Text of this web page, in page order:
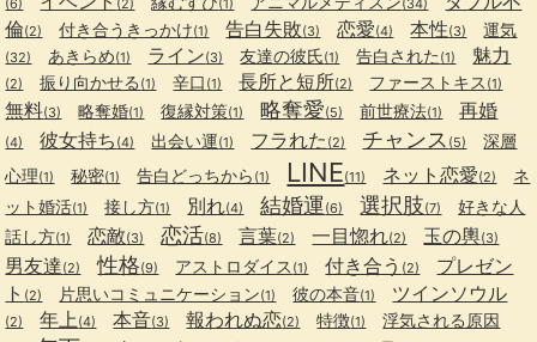
倫(2) 付き合うきっかけ(1) 告白失敗(3) 恋愛(4) 本性(3) 運気
(32) あきらめ(1) ライン(3) 友達の彼氏(1) 告白された (1) 魅力
(2) 振り向かせる (1) 辛口 (1) 長所と短所(2) ファーストキス (1)
無料(3) 略奪婚(1) 復縁対策(1) 略奪愛(5) 前世療法(1) 再婚
(4) 彼女持ち (4) 出会い運(1) フラれた (2) チャンス (5)
深層
心理(1) 秘密(1) 告白どっちから (1) LINE(11) ネット恋愛(2)
ネ
ット婚活(1) 接し方(1) 別れ(4) 結婚運(6) 選択肢(7)
好きな人
話し方(1) 恋敵(3) 恋活(8) 言葉(2) 一目惚れ(2) 玉の輿(3)
男友達(2) 性格(9) アストロダイス (1) 付き合う (2)
プレゼン
ト (2) 片思いコミュニケーション(1) 彼の本音(1) ツインソウル
(2) 年上 (4) 本音(3) 報われぬ恋(2) 特徴(1) 浮気される原因